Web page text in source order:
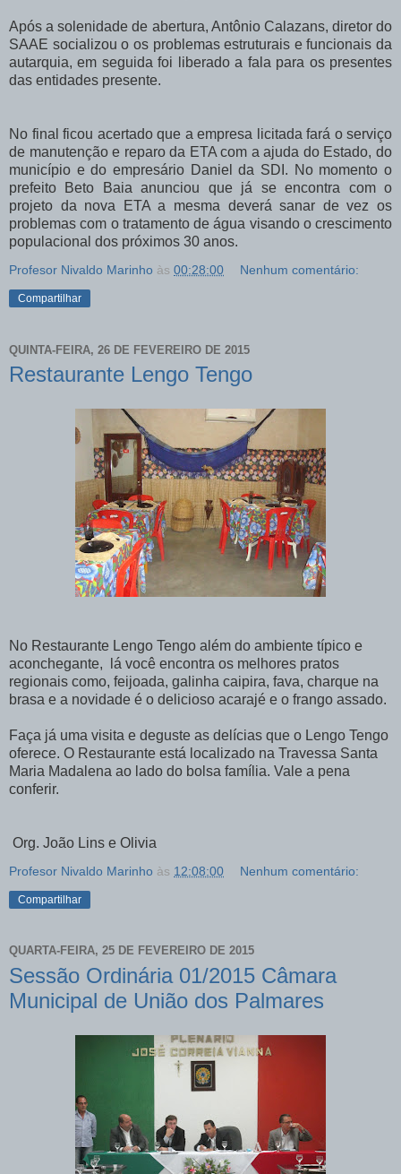
Após a solenidade de abertura, Antônio Calazans, diretor do
SAAE socializou o os problemas estruturais e funcionais da
autarquia, em seguida foi liberado a fala para os presentes
das entidades presente.
No final ficou acertado que a empresa licitada fará o serviço
de manutenção e reparo da ETA com a ajuda do Estado, do
município e do empresário Daniel da SDI. No momento o
prefeito Beto Baia anunciou que já se encontra com o
projeto da nova ETA a mesma deverá sanar de vez os
problemas com o tratamento de água visando o crescimento
populacional dos próximos 30 anos.
Profesor Nivaldo Marinho às 00:28:00 Nenhum comentário:
Compartilhar
QUINTA-FEIRA, 26 DE FEVEREIRO DE 2015
Restaurante Lengo Tengo
No Restaurante Lengo Tengo além do ambiente típico e
aconchegante, lá você encontra os melhores pratos
regionais como, feijoada, galinha caipira, fava, charque na
brasa e a novidade é o delicioso acarajé e o frango assado.
Faça já uma visita e deguste as delícias que o Lengo Tengo
oferece. O Restaurante está localizado na Travessa Santa
Maria Madalena ao lado do bolsa família. Vale a pena
conferir.
Org. João Lins e Olivia​
Profesor Nivaldo Marinho às 12:08:00 Nenhum comentário:
Compartilhar
QUARTA-FEIRA, 25 DE FEVEREIRO DE 2015
Sessão Ordinária 01/2015 Câmara
Municipal de União dos Palmares